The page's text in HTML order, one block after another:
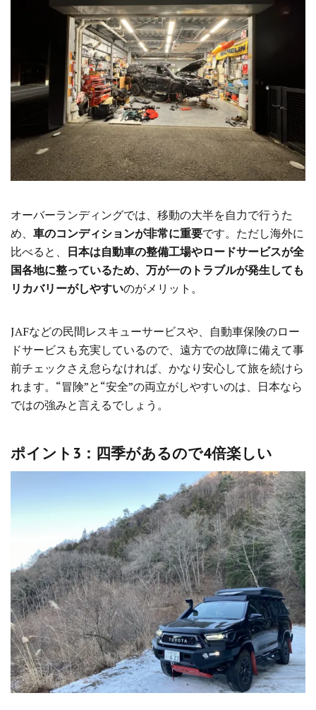
オーバーランディングでは、移動の大半を自力で行うた
め、 車のコンディションが非常に重要です。ただし海外に
比べると、 日本は自動車の整備工場やロードサービスが全
国各地に整っているため、万が一のトラブルが発生しても
リカバリーがしやすいのがメリット。
JAFなどの民間レスキューサービスや、自動車保険のロー
ドサービスも充実しているので、遠方での故障に備えて事
前チェックさえ怠らなければ、かなり安心して旅を続けら
れます。“冒険”と“安全”の両立がしやすいのは、日本なら
ではの強みと言えるでしょう。
ポイント3：四季があるので4倍楽しい